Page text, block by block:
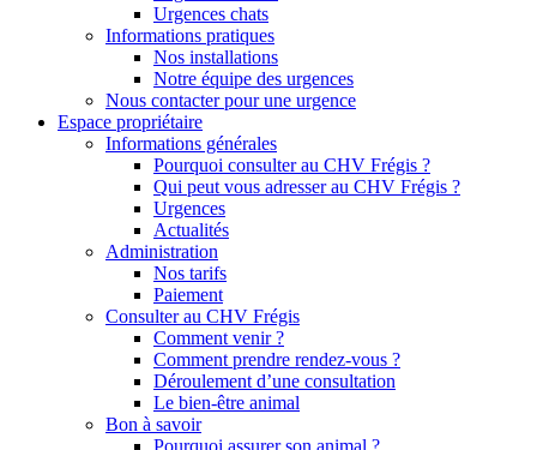
Urgences chats
Informations pratiques
Nos installations
Notre équipe des urgences
Nous contacter pour une urgence
Espace propriétaire
Informations générales
Pourquoi consulter au CHV Frégis ?
Qui peut vous adresser au CHV Frégis ?
Urgences
Actualités
Administration
Nos tarifs
Paiement
Consulter au CHV Frégis
Comment venir ?
Comment prendre rendez-vous ?
Déroulement d’une consultation
Le bien-être animal
Bon à savoir
Pourquoi assurer son animal ?